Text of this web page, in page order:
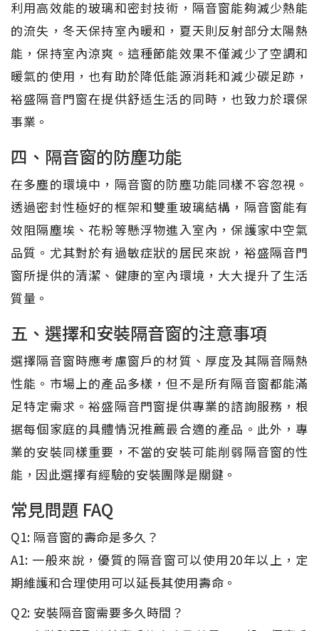
利用高效能的玻璃和密封技術，隔音窗能夠減少熱能
的流失，冬天保持室內暖和，夏天則反射部分太陽熱
能，保持室內涼爽。這種節能效果不僅減少了空調和
暖氣的使用，也有助於降低能源消耗和減少碳足跡，
裕盛隔音門窗在提供舒适生活的同時，也致力於環保
事業。
四、隔音窗的防塵功能
在多塵的環境中，隔音窗的防塵功能同樣不容忽視。
透過密封性極好的框架和雙重玻璃結構，隔音窗能有
效阻隔塵埃、花粉等懸浮物進入室內，保護家中空氣
品質。尤其對於有過敏症狀的居民來說，裕盛隔音門
窗所提供的清潔、健康的室內環境，大大提升了生活
質量。
五、選擇和安裝隔音窗的注意事項
選擇隔音窗時應考慮窗戶的材質、厚度及其隔音隔熱
性能。市場上的產品多樣，但不是所有隔音窗都能滿
足特定需求。裕盛隔音門窗提供專業的諮詢服務，根
据每個家庭的具體情況推薦最合適的產品。此外，專
業的安裝同樣重要，不當的安裝可能削弱隔音窗的性
能，因此選擇有經驗的安裝團隊是關鍵。
常見問題 FAQ
Q1: 隔音窗的壽命是多久？
A1: 一般來說，優質的隔音窗可以使用20年以上，定
期維護和合理使用可以延長其使用壽命。
Q2: 安裝隔音窗需要多久時間？